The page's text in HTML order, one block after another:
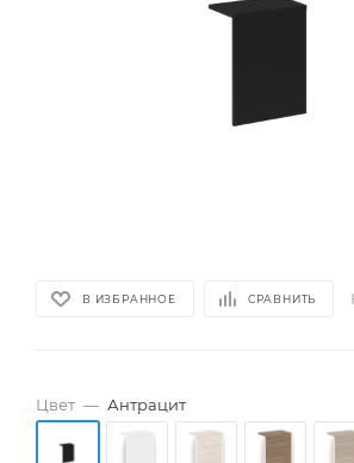
В ИЗБРАННОЕ СРАВНИТЬ
Цвет — Антрацит